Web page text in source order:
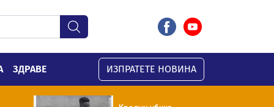
ЗДРАВЕ ИЗПРАТЕТЕ НОВИНА